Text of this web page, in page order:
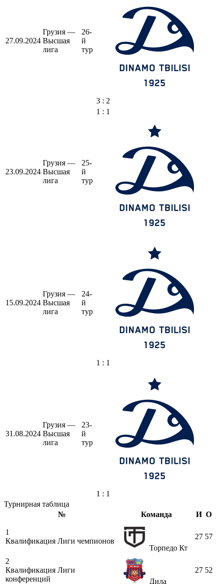
27.09.2024
Грузия —
Высшая
лига
26-
й
тур
3 : 2
23.09.2024
Грузия —
Высшая
лига
25-
й
тур
1 : 1
15.09.2024
Грузия —
Высшая
лига
24-
й
тур
1 : 1
31.08.2024
Грузия —
Высшая
лига
23-
й
тур
1 : 1
Турнирная таблица
№
Команда И О
1
Квалификация Лиги чемпионов
Торпедо Кт
27 57
2
Квалификация Лиги
конференций
Дила
27 52